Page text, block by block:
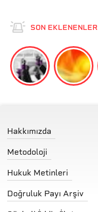
SON EKLENENLER
Hakkımızda
Metodoloji
Hukuk Metinleri
Doğruluk Payı Arşiv